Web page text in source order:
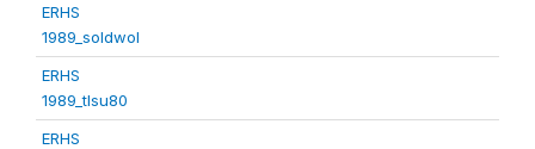
ERHS
1989_soldwol
ERHS
1989_tlsu80
ERHS